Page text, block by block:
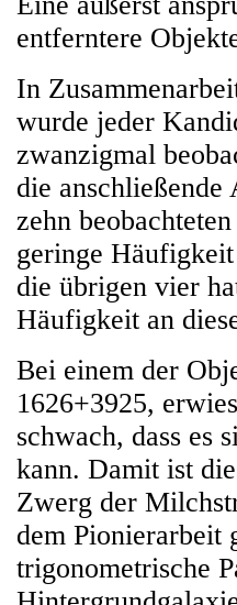
entferntere
In
wurde jeder
zwanzigmal
die anschließende
zehn
geringe
die übrigen vier
Häufigkeit an
Bei einem der
1626+3925,
schwach, dass es
kann. Damit ist
Zwerg der
dem Pionierarbeit
trigonometrische